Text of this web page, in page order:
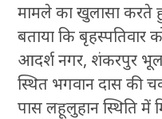
मामले का खुलासा करते
बताया कि बृहस्पतिवार
आदर्श नगर, शंकरपुर
स्थित भगवान दास की
पास लहूलुहान स्थिति में